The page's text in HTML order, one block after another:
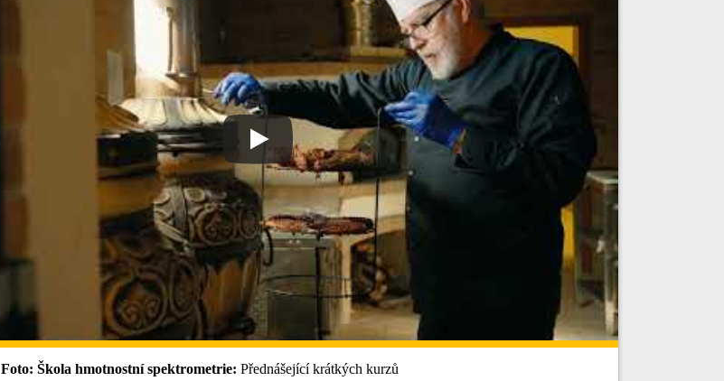
Foto: Škola hmotnostní spektrometrie: Přednášející krátkých kurzů